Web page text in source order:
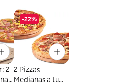
2
-22%
2 Pizzas
Medianas a tu